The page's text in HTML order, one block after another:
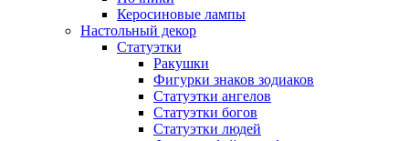
Керосиновые лампы
Настольный декор
Статуэтки
Ракушки
Фигурки знаков зодиаков
Статуэтки ангелов
Статуэтки богов
Статуэтки людей